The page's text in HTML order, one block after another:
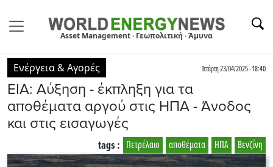
Asset Management · Γεωπολιτική · Άμυνα
Ενέργεια & Αγορές Τετάρτη 23/04/2025 - 18:40
ΕΙΑ: Αύξηση - έκπληξη για τα
αποθέματα αργού στις ΗΠΑ - Άνοδος
και στις εισαγωγές
Βενζίνη
ΗΠΑ
αποθέματα
Πετρέλαιο
tags :